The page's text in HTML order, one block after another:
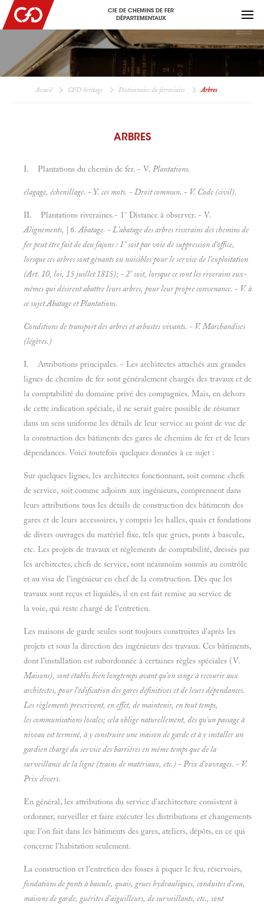
CIE DE CHEMINS DE FER
DÉPARTEMENTAUX
Accueil CFD héritage Dictionnaire du ferroviaire Arbres
ARBRES
I. Plantations du chemin de fer. - V. Plantations.
élagage, échenillage. - Y. ces mots. -Droit commun. - V. Code (civil).
II. Plantations riveraines.- 1° Distance à observer. - V.
Alignements, | 6.Abatage. - L'abatage des arbres riverains des chemins de
fer peut être fait de deu façons : 1° soit par voie desuppression d'office,
lorsque ces arbres sont gênants ou nuisibles pour le service de l'exploitation
(Art. 10, loi, 15 juillet 1815); - 2° soit, lorsque ce sont les riverains eux-
mêmes qui désirent abattre leurs arbres, pour leur propre convenance. - V. à
ce sujetAbatage etPlantations.
Conditions de transport des arbres et arbustes vivants. - V.Marchandises
(légères.)
I. Attributions principales. - Les architectes attachés aux grandes
lignes de chemins de fer sont généralement chargés des travaux et de
la comptabilité du domaine privé des compagnies. Mais, en dehors
de cette indication spéciale, il ne serait guère possible de résumer
dans un sens uniforme les détails de leur service au point de vue de
la construction des bâtiments des gares de chemins de fer et de leurs
dépendances. Voici toutefois quelques données à ce sujet :
Sur quelques lignes, les architectes fonctionnant, soit comme chefs
de service, soit comme adjoints aux ingénieurs, comprennent dans
leurs attributions tous les détails de construction des bâtiments des
gares et de leurs accessoires, y compris les halles, quais et fondations
de divers ouvrages du matériel fixe, tels que grues, ponts à bascule,
etc. Les projets de travaux et règlements de comptabilité, dressés par
les architectes, chefs de service, sont néanmoins soumis au contrôle
et au visa de l'ingénieur en chef de la construction. Dès que les
travaux sont reçus et liquidés, il en est fait remise au service de
la voie, qui reste chargé de l'entretien.
Les maisons de garde seules sont toujours construites d'après les
projets et sous la direction des ingénieurs des travaux. Ces bâtiments,
dont l'installation est subordonnée à certaines règles spéciales (V.
Maisons), sont établis bien longtemps avant qu'on songe à recourir aux
architectes, pour l'édification des gares définitives et de leurs dépendances.
Les règlements prescrivent, en effet, de maintenir, en tout temps,
les communications locales; cela oblige naturellement, dès qu'un passage à
niveau est terminé, à y construire une maison de garde et à y installer un
gardien chargé du service des barrières en même temps que de la
surveillance de la ligne (trains de matériaux, etc.) -Prix d'ouvrages. - V.
Prix divers.
En général, les attributions du service d'architecture consistent à
ordonner, surveiller et faire exécuter les distributions et changements
que l'on fait dans les bâtiments des gares, ateliers, dépôts, en ce qui
concerne l'habitation seulement.
La construction et l'entretien des fosses à piquer le feu, réservoirs,
fondations de ponts à bascule, quais, grues hydrauliques, conduites d'eau,
maisons de garde, guérites d'aiguilleurs, de surveillants, etc., sont